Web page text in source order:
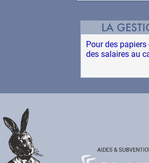
LA
Pour des papiers
des salaires au